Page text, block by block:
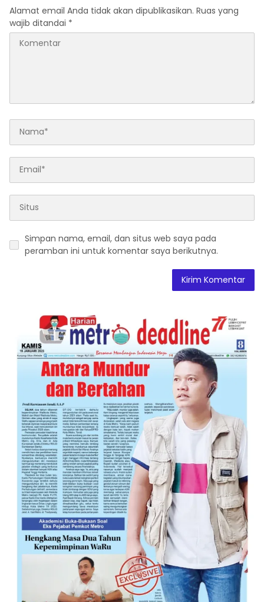
Alamat email Anda tidak akan dipublikasikan. Ruas yang
wajib ditandai *
Simpan nama, email, dan situs web saya pada
peramban ini untuk komentar saya berikutnya.